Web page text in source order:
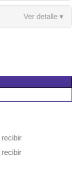
Ver detalle ▾
recibir
recibir